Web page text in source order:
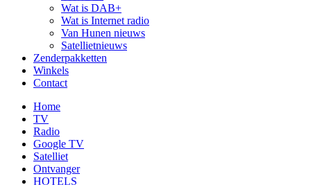
Wat is DAB+
Wat is Internet radio
Van Hunen nieuws
Satellietnieuws
Zenderpakketten
Winkels
Contact
Home
TV
Radio
Google TV
Satelliet
Ontvanger
HOTELS